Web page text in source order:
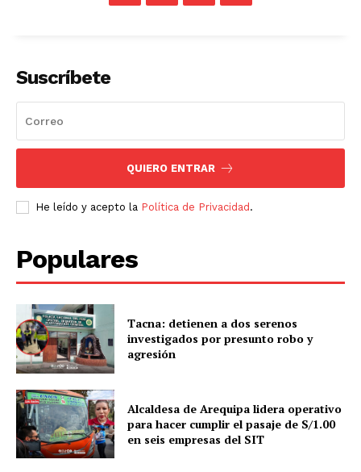
Suscríbete
QUIERO ENTRAR
He leído y acepto la Política de Privacidad .
Populares
Tacna: detienen a dos serenos
investigados por presunto robo y
agresión
Alcaldesa de Arequipa lidera operativo
para hacer cumplir el pasaje de S/1.00
en seis empresas del SIT